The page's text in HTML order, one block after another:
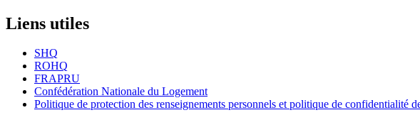
Liens utiles
SHQ
ROHQ
FRAPRU
Confédération Nationale du Logement
Politique de protection des renseignements personnels et politique de confidentialité